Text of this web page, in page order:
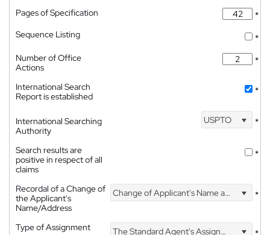
Pages of Specification
*
Sequence Listing
*
Number of Office
Actions
*
International Search
Report is established
*
International Searching
Authority
USPTO *
Search results are
positive in respect of all
claims
*
Recordal of a Change of
the Applicant's
Name/Address
Change of Applicant's Name and Address *
Type of Assignment The Standard Agent's Assignment